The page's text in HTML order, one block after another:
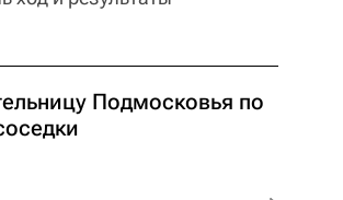
Подмосковья по